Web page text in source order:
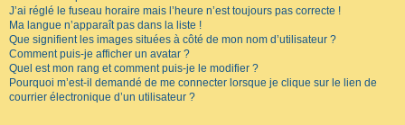
J’ai réglé le fuseau horaire mais l’heure n’est toujours pas correcte !
Ma langue n’apparaît pas dans la liste !
Que signifient les images situées à côté de mon nom d’utilisateur ?
Comment puis-je afficher un avatar ?
Quel est mon rang et comment puis-je le modifier ?
Pourquoi m’est-il demandé de me connecter lorsque je clique sur le lien de
courrier électronique d’un utilisateur ?